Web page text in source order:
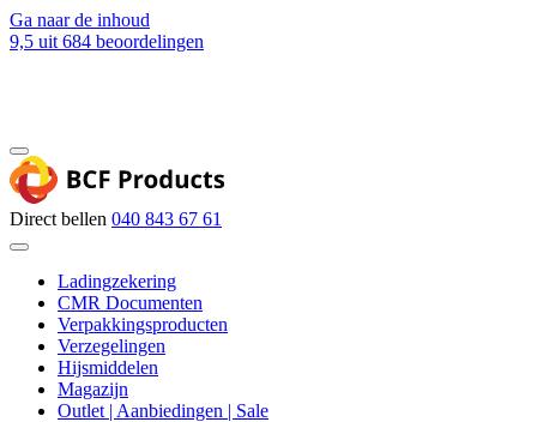
Ga naar de inhoud
9,5 uit 684 beoordelingen
Direct bellen 040 843 67 61
Ladingzekering
CMR Documenten
Verpakkingsproducten
Verzegelingen
Hijsmiddelen
Magazijn
Outlet | Aanbiedingen | Sale